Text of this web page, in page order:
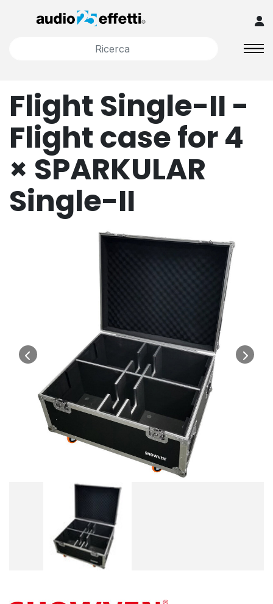
Flight Single-II -
Flight case for 4
× SPARKULAR
Single-II